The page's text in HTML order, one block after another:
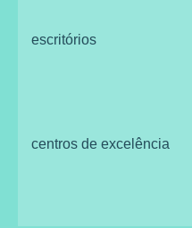
escritórios
centros de excelência